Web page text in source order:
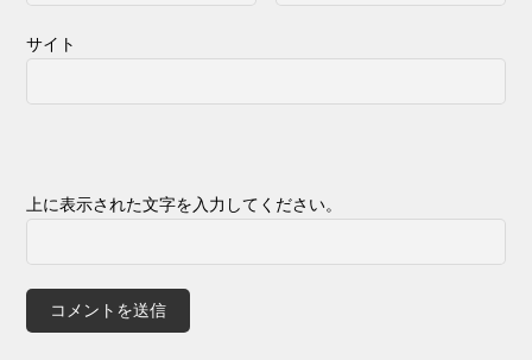
サイト
上に表示された文字を入力してください。